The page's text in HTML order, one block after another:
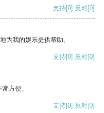
支持[0] 反对[0]
为我的娱乐提供帮助。
支持[0] 反对[0]
方便。
支持[0] 反对[0]